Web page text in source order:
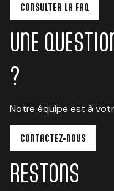
CONSULTER LA FAQ
UNE
?
Notre équipe est à
CONTACTEZ-NOUS
RESTONS